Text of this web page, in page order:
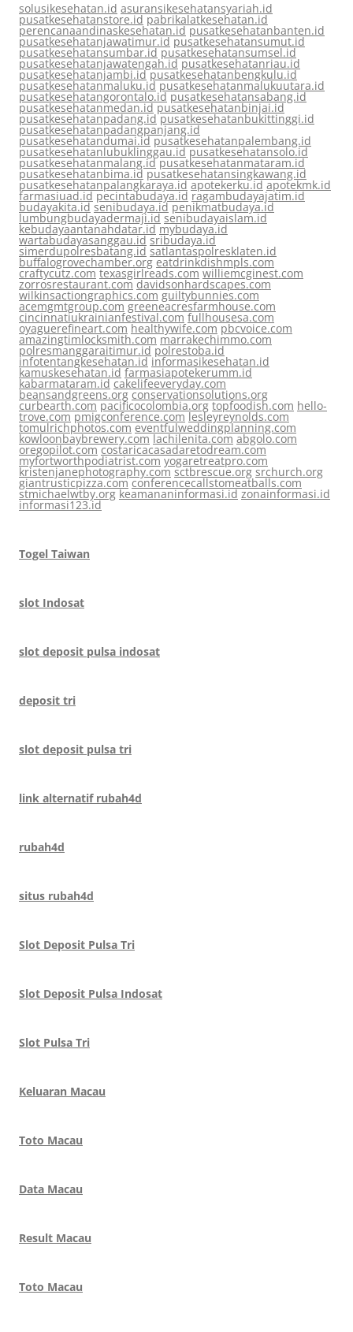
solusikesehatan.id asuransikesehatansyariah.id
pusatkesehatanstore.id pabrikalatkesehatan.id
perencanaandinaskesehatan.id pusatkesehatanbanten.id
pusatkesehatanjawatimur.id pusatkesehatansumut.id
pusatkesehatansumbar.id pusatkesehatansumsel.id
pusatkesehatanjawatengah.id pusatkesehatanriau.id
pusatkesehatanjambi.id pusatkesehatanbengkulu.id
pusatkesehatanmaluku.id pusatkesehatanmalukuutara.id
pusatkesehatangorontalo.id pusatkesehatansabang.id
pusatkesehatanmedan.id pusatkesehatanbinjai.id
pusatkesehatanpadang.id pusatkesehatanbukittinggi.id
pusatkesehatanpadangpanjang.id
pusatkesehatandumai.id pusatkesehatanpalembang.id
pusatkesehatanlubuklinggau.id pusatkesehatansolo.id
pusatkesehatanmalang.id pusatkesehatanmataram.id
pusatkesehatanbima.id pusatkesehatansingkawang.id
pusatkesehatanpalangkaraya.id apotekerku.id apotekmk.id
farmasiuad.id pecintabudaya.id ragambudayajatim.id
budayakita.id senibudaya.id penikmatbudaya.id
lumbungbudayadermaji.id senibudayaislam.id
kebudayaantanahdatar.id mybudaya.id
wartabudayasanggau.id sribudaya.id
simerdupolresbatang.id satlantaspolresklaten.id
buffalogrovechamber.org eatdrinkdishmpls.com
craftycutz.com texasgirlreads.com williemcginest.com
zorrosrestaurant.com davidsonhardscapes.com
wilkinsactiongraphics.com guiltybunnies.com
acemgmtgroup.com greeneacresfarmhouse.com
cincinnatiukrainianfestival.com fullhousesa.com
oyaguerefineart.com healthywife.com pbcvoice.com
amazingtimlocksmith.com marrakechimmo.com
polresmanggaraitimur.id polrestoba.id
infotentangkesehatan.id informasikesehatan.id
kamuskesehatan.id farmasiapotekerumm.id
kabarmataram.id cakelifeeveryday.com
beansandgreens.org conservationsolutions.org
curbearth.com pacificocolombia.org topfoodish.com hello-
trove.com pmigconference.com lesleyreynolds.com
tomulrichphotos.com eventfulweddingplanning.com
kowloonbaybrewery.com lachilenita.com abgolo.com
oregopilot.com costaricacasadaretodream.com
myfortworthpodiatrist.com yogaretreatpro.com
kristenjanephotography.com sctbrescue.org srchurch.org
giantrusticpizza.com conferencecallstomeatballs.com
stmichaelwtby.org keamananinformasi.id zonainformasi.id
informasi123.id
Togel Taiwan
slot Indosat
slot deposit pulsa indosat
deposit tri
slot deposit pulsa tri
link alternatif rubah4d
rubah4d
situs rubah4d
Slot Deposit Pulsa Tri
Slot Deposit Pulsa Indosat
Slot Pulsa Tri
Keluaran Macau
Toto Macau
Data Macau
Result Macau
Toto Macau